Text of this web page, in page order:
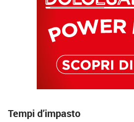
Tempi d’impasto